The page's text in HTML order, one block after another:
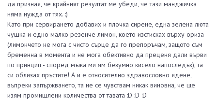
да призная, че крайният резултат ме убеди, че тази манджичка
няма нужда от тях. :)
Като при сервирането добавих и плочка сирене, една зелена люта
чушка и едно малко резенче лимон, което изстисках върху ориза
(лимончето не мога с чисто сърце да го препоръчам, защото съм
бременна в момента и не мога обективно да преценя дали върви
по принцип - според мъжа ми ям безумно кисело напоследък), та
си облизах пръстите! А и е относително здравословно ядене,
въпреки запържването, та не се чувствам никак виновна, че ще
изям промишлени количества от тавата :D :D :D